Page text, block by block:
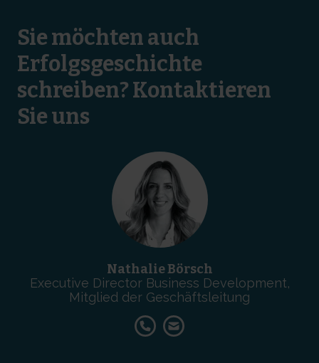
Sie möchten auch
Erfolgsgeschichte
schreiben? Kontaktieren
Sie uns
Nathalie Börsch
Executive Director Business Development,
Mitglied der Geschäftsleitung